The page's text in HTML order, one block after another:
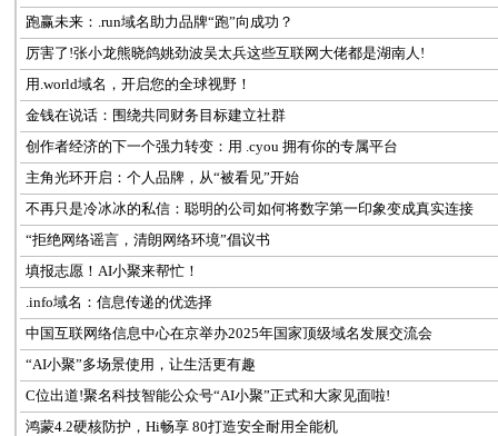
跑赢未来：.run域名助力品牌“跑”向成功？
厉害了!张小龙熊晓鸽姚劲波吴太兵这些互联网大佬都是湖南人!
用.world域名，开启您的全球视野！
金钱在说话：围绕共同财务目标建立社群
创作者经济的下一个强力转变：用 .cyou 拥有你的专属平台
主角光环开启：个人品牌，从“被看见”开始
不再只是冷冰冰的私信：聪明的公司如何将数字第一印象变成真实连接
“拒绝网络谣言，清朗网络环境”倡议书
填报志愿！AI小聚来帮忙！
.info域名：信息传递的优选择
中国互联网络信息中心在京举办2025年国家顶级域名发展交流会
“AI小聚”多场景使用，让生活更有趣
C位出道!聚名科技智能公众号“AI小聚”正式和大家见面啦!
鸿蒙4.2硬核防护，Hi畅享 80打造安全耐用全能机